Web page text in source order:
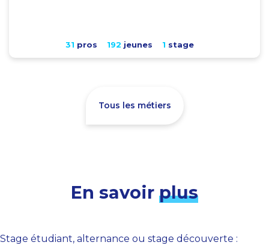
31 pros 192 jeunes 1 stage
Tous les métiers
En savoir plus
Stage étudiant, alternance ou stage découverte :